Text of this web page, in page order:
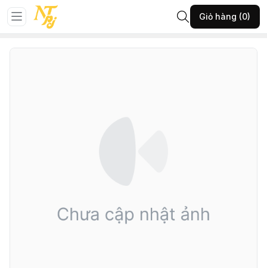
Giỏ hàng (0)
Trang chủ
1002-TTA-KEM-38-(78612SD324T126)